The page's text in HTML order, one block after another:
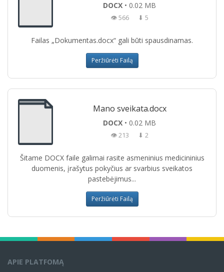
DOCX • 0.02 MB
👁 566 ⬇ 5
Failas „Dokumentas.docx“ gali būti spausdinamas.
Peržiūrėti Failą
Mano sveikata.docx
DOCX • 0.02 MB
👁 213 ⬇ 2
Šitame DOCX faile galimai rasite asmeninius medicininius
duomenis, įrašytus pokyčius ar svarbius sveikatos
pastebėjimus...
Peržiūrėti Failą
APIE PLATFOMĄ